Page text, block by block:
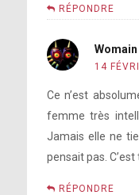
RÉPONDRE
Womain
14
Ce n’est
femme très
Jamais elle ne
pensait pas.
RÉPONDRE